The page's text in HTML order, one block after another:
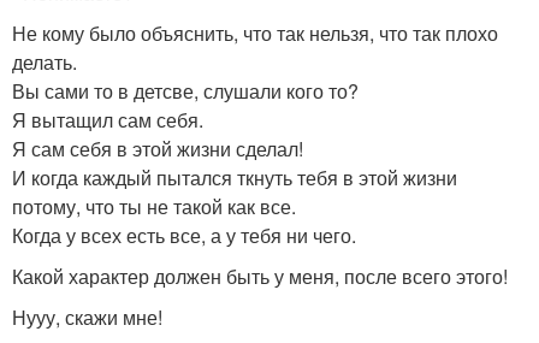
Не кому было объяснить, что так нельзя, что так плохо
делать.
Вы сами то в детсве, слушали кого то?
Я вытащил сам себя.
Я сам себя в этой жизни сделал!
И когда каждый пытался ткнуть тебя в этой жизни
потому, что ты не такой как все.
Когда у всех есть все, а у тебя ни чего.
Какой характер должен быть у меня, после всего этого!
Нууу, скажи мне!